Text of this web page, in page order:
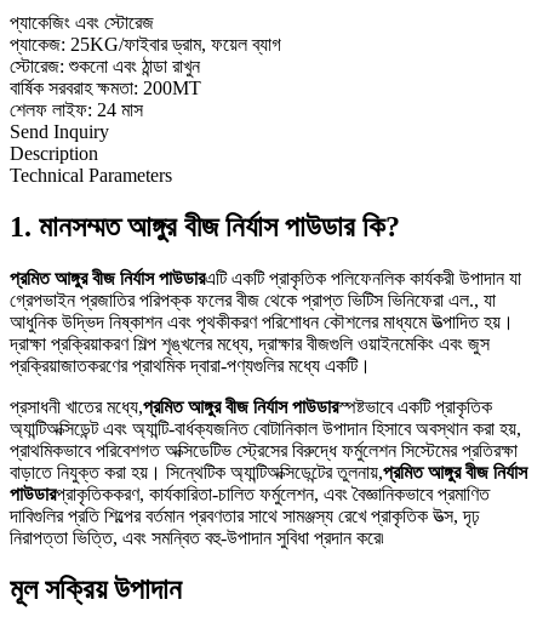
প্যাকেজিং এবং স্টোরেজ
প্যাকেজ: 25KG/ফাইবার ড্রাম, ফয়েল ব্যাগ
স্টোরেজ: শুকনো এবং ঠান্ডা রাখুন
বার্ষিক সরবরাহ ক্ষমতা: 200MT
শেলফ লাইফ: 24 মাস
Send Inquiry
Description
Technical Parameters
1. মানসম্মত আঙ্গুর বীজ নির্যাস পাউডার কি?
প্রমিত আঙ্গুর বীজ নির্যাস পাউডারএটি একটি প্রাকৃতিক পলিফেনলিক কার্যকরী উপাদান যা
গ্রেপভাইন প্রজাতির পরিপক্ক ফলের বীজ থেকে প্রাপ্ত ভিটিস ভিনিফেরা এল., যা
আধুনিক উদ্ভিদ নিষ্কাশন এবং পৃথকীকরণ পরিশোধন কৌশলের মাধ্যমে উত্পাদিত হয়।
দ্রাক্ষা প্রক্রিয়াকরণ শিল্প শৃঙ্খলের মধ্যে, দ্রাক্ষার বীজগুলি ওয়াইনমেকিং এবং জুস
প্রক্রিয়াজাতকরণের প্রাথমিক দ্বারা-পণ্যগুলির মধ্যে একটি।
প্রসাধনী খাতের মধ্যে,প্রমিত আঙ্গুর বীজ নির্যাস পাউডারস্পষ্টভাবে একটি প্রাকৃতিক
অ্যান্টিঅক্সিডেন্ট এবং অ্যান্টি-বার্ধক্যজনিত বোটানিকাল উপাদান হিসাবে অবস্থান করা হয়,
প্রাথমিকভাবে পরিবেশগত অক্সিডেটিভ স্ট্রেসের বিরুদ্ধে ফর্মুলেশন সিস্টেমের প্রতিরক্ষা
বাড়াতে নিযুক্ত করা হয়। সিন্থেটিক অ্যান্টিঅক্সিডেন্টের তুলনায়,প্রমিত আঙ্গুর বীজ নির্যাস
পাউডারপ্রাকৃতিককরণ, কার্যকারিতা-চালিত ফর্মুলেশন, এবং বৈজ্ঞানিকভাবে প্রমাণিত
দাবিগুলির প্রতি শিল্পের বর্তমান প্রবণতার সাথে সামঞ্জস্য রেখে প্রাকৃতিক উত্স, দৃঢ়
নিরাপত্তা ভিত্তি, এবং সমন্বিত বহু-উপাদান সুবিধা প্রদান করে৷
মূল সক্রিয় উপাদান